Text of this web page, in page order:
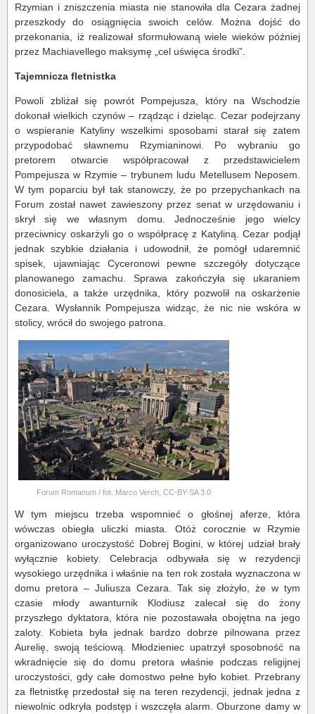
Rzymian i zniszczenia miasta nie stanowiła dla Cezara żadnej
przeszkody do osiągnięcia swoich celów. Można dojść do
przekonania, iż realizował sformułowaną wiele wieków później
przez Machiavellego maksymę „cel uświęca środki”.
Tajemnicza fletnistka
Powoli zbliżał się powrót Pompejusza, który na Wschodzie
dokonał wielkich czynów – rządząc i dzieląc. Cezar podejrzany
o wspieranie Katyliny wszelkimi sposobami starał się zatem
przypodobać sławnemu Rzymianinowi. Po wybraniu go
pretorem otwarcie współpracował z przedstawicielem
Pompejusza w Rzymie – trybunem ludu Metellusem Neposem.
W tym poparciu był tak stanowczy, że po przepychankach na
Forum został nawet zawieszony przez senat w urzędowaniu i
skrył się we własnym domu. Jednocześnie jego wielcy
przeciwnicy oskarżyli go o współpracę z Katyliną. Cezar podjął
jednak szybkie działania i udowodnił, że pomógł udaremnić
spisek, ujawniając Cyceronowi pewne szczegóły dotyczące
planowanego zamachu. Sprawa zakończyła się ukaraniem
donosiciela, a także urzędnika, który pozwolił na oskarżenie
Cezara. Wysłannik Pompejusza widząc, że nic nie wskóra w
stolicy, wrócił do swojego patrona.
Forum Romanum / fot. Marco Verch, CC-BY-SA 3.0
W tym miejscu trzeba wspomnieć o głośnej aferze, która
wówczas obiegła uliczki miasta. Otóż corocznie w Rzymie
organizowano uroczystość Dobrej Bogini, w której udział brały
wyłącznie kobiety. Celebracja odbywała się w rezydencji
wysokiego urzędnika i właśnie na ten rok została wyznaczona w
domu pretora – Juliusza Cezara. Tak się złożyło, że w tym
czasie młody awanturnik Klodiusz zalecał się do żony
przyszłego dyktatora, która nie pozostawała obojętna na jego
zaloty. Kobieta była jednak bardzo dobrze pilnowana przez
Aurelię, swoją teściową. Młodzieniec upatrzył sposobność na
wkradnięcie się do domu pretora właśnie podczas religijnej
uroczystości, gdy całe domostwo pełne było kobiet. Przebrany
za fletnistkę przedostał się na teren rezydencji, jednak jedna z
niewolnic odkryła podstęp i wszczęła alarm. Oburzone damy w